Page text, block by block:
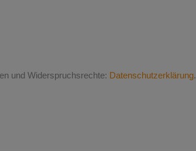
und Widerspruchsrechte: Datenschutzerklärung.